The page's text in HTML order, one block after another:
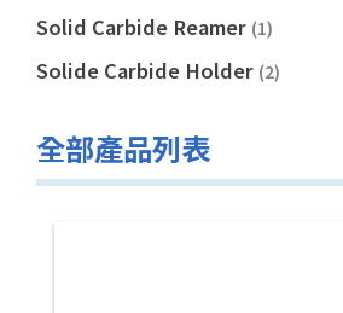
Solid Carbide Reamer (1)
Solide Carbide Holder (2)
全部產品列表